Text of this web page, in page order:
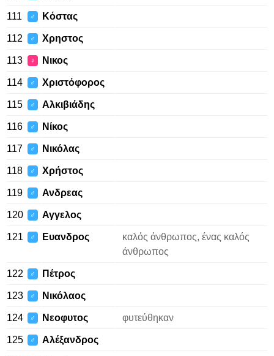
111 ♂ Κόστας
112 ♂ Χρηστος
113 ♀ Νικος
114 ♂ Χριστόφορος
115 ♂ Αλκιβιάδης
116 ♂ Νίκος
117 ♂ Νικόλας
118 ♂ Χρήστος
119 ♂ Ανδρεας
120 ♂ Αγγελος
121 ♂ Ευανδρος
καλός άνθρωπος, ένας καλός
άνθρωπος
122 ♂ Πέτρος
123 ♂ Νικόλαος
124 ♂ Νεοφυτος φυτεύθηκαν
125 ♂ Αλέξανδρος